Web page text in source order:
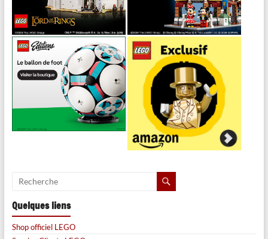
Quelques liens
Shop officiel LEGO